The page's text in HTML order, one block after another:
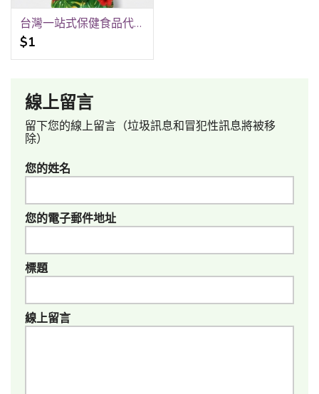
台灣一站式保健食品代工合作夥伴-膠囊、錠劑、粉包、果凍、飲品-水平軟袋充填、水平粉包充填-嘉護保生技
$1
線上留言
留下您的線上留言（垃圾訊息和冒犯性訊息將被移
除）
您的姓名
您的電子郵件地址
標題
線上留言